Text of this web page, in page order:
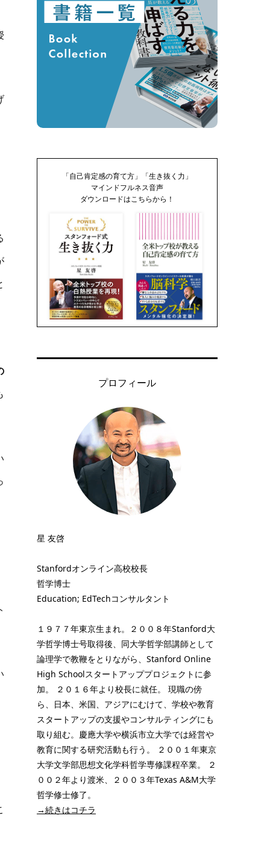
「自己肯定感の育て方」「生き抜く力」
マインドフルネス音声
ダウンロードはこちらから！
プロフィール
星 友啓
Stanfordオンライン高校校長
哲学博士
Education; EdTechコンサルタント
１９７７年東京生まれ。２００８年Stanford大
学哲学博士号取得後、同大学哲学部講師として
論理学で教鞭をとりながら、Stanford Online
High Schoolスタートアッププロジェクトに参
加。 ２０１６年より校長に就任。 現職の傍
ら、日本、米国、アジアにむけて、学校や教育
スタートアップの支援やコンサルティングにも
取り組む。慶應大学や横浜市立大学では経営や
教育に関する研究活動も行う。 ２００１年東京
大学文学部思想文化学科哲学専修課程卒業。 ２
００２年より渡米、２００３年Texas A&M大学
哲学修士修了。
→続きはコチラ